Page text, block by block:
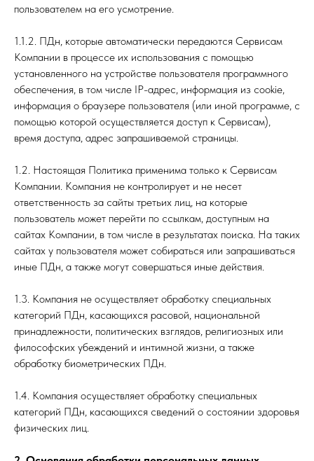
пользователем на его усмотрение.
1.1.2. ПДн, которые автоматически передаются Сервисам
Компании в процессе их использования с помощью
установленного на устройстве пользователя программного
обеспечения, в том числе IP-адрес, информация из cookie,
информация о браузере пользователя (или иной программе, с
помощью которой осуществляется доступ к Сервисам),
время доступа, адрес запрашиваемой страницы.
1.2. Настоящая Политика применима только к Сервисам
Компании. Компания не контролирует и не несет
ответственность за сайты третьих лиц, на которые
пользователь может перейти по ссылкам, доступным на
сайтах Компании, в том числе в результатах поиска. На таких
сайтах у пользователя может собираться или запрашиваться
иные ПДн, а также могут совершаться иные действия.
1.3. Компания не осуществляет обработку специальных
категорий ПДн, касающихся расовой, национальной
принадлежности, политических взглядов, религиозных или
философских убеждений и интимной жизни, а также
обработку биометрических ПДн.
1.4. Компания осуществляет обработку специальных
категорий ПДн, касающихся сведений о состоянии здоровья
физических лиц.